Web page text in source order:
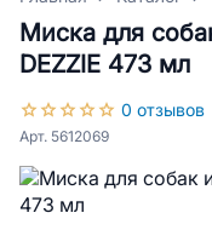
Миска для
DEZZIE 473 мл
0 отзывов
Арт. 5612069